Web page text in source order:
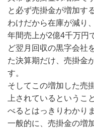
と必ず売掛金が増加す
わけだから在庫が減り
年間売上が2億4千万円
ど翌月回収の黒字会社
た決算期だけ、売掛金
す。
そしてこの増加した売
上されているというこ
べるとはっきりわかりま
一般的に、売掛金の増